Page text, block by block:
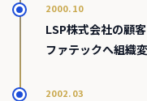
2000.10
LSP株式会社の顧
ファテックへ組織
2002.03